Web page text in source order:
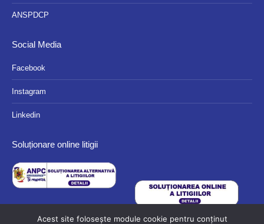
ANSPDCP
Social Media
Facebook
Instagram
Linkedin
Soluționare online litigii
Acest site folosește module cookie pentru conținut